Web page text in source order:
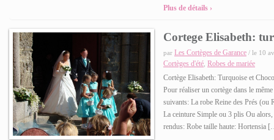
Plus de détails ›
Cortege Elisabeth:
par Les Cortèges de Garance / le 10
Cortèges d'été Robes de mariée
Cortège Elisabeth: Turquoise et
Pour réaliser un cortège dans le
suivants: La robe Reine des Prés (ou
La ceinture Simple ou 3 plis Ou
rendus: Robe taille haute: Hortensia